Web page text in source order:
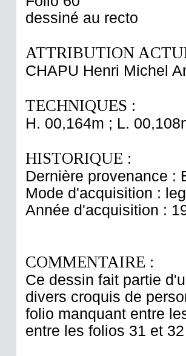
dessiné au recto
ATTRIBUTION
CHAPU Henri Michel
TECHNIQUES :
H. 00,164m ; L.
HISTORIQUE :
Dernière provenance :
Mode d'acquisition :
Année d'acquisition :
COMMENTAIRE :
Ce dessin fait partie
divers croquis de
folio manquant entre
entre les folios 31 et